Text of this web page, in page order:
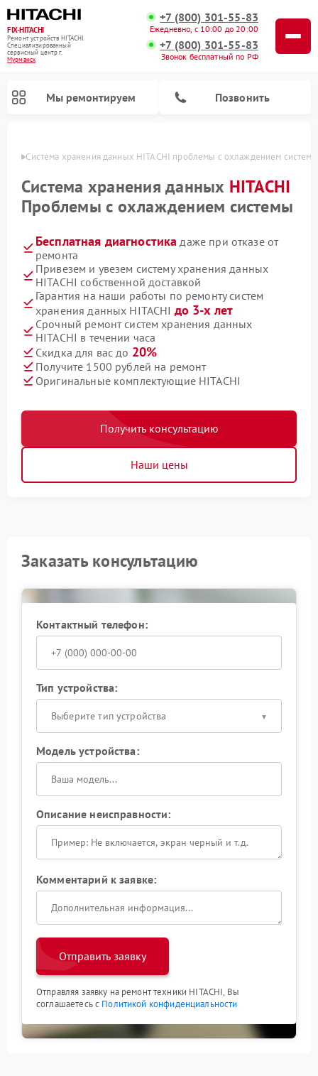
FIX-HITACHI
Ремонт устройств HITACHI
Специализированный
cервисный центр г.
Мурманск
+7 (800) 301-55-83
Ежедневно, с 10:00 до 20:00
+7 (800) 301-55-83
Звонок бесплатный по РФ
Мы ремонтируем Позвонить
Система хранения данных HITACHI проблемы с охлаждением системы
Система хранения данных HITACHI
Проблемы с охлаждением системы
Бесплатная диагностика даже при отказе от
ремонта
Привезем и увезем систему хранения данных
HITACHI собственной доставкой
Гарантия на наши работы по ремонту систем
хранения данных HITACHI до 3-х лет
Срочный ремонт систем хранения данных
HITACHI в течении часа
Скидка для вас до 20%
Получите 1500 рублей на ремонт
Оригинальные комплектующие HITACHI
Получить консультацию
Наши цены
Заказать консультацию
Контактный телефон:
Тип устройства:
Выберите тип устройства
Модель устройства:
Описание неисправности:
Комментарий к заявке:
Отправить заявку
Отправляя заявку на ремонт техники HITACHI, Вы
соглашаетесь с Политикой конфиденциальности